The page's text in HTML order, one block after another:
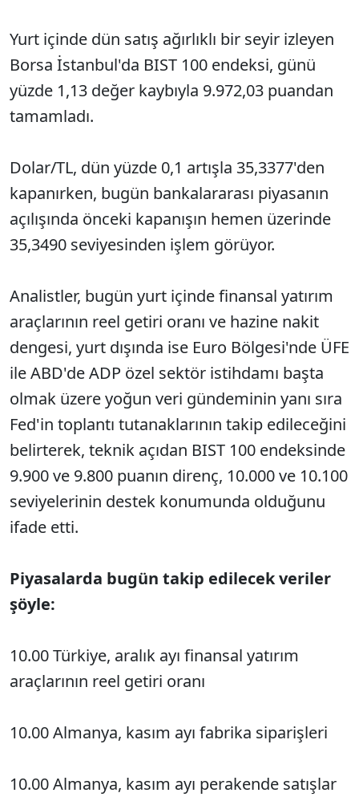
Yurt içinde dün satış ağırlıklı bir seyir izleyen
Borsa İstanbul'da BIST 100 endeksi, günü
yüzde 1,13 değer kaybıyla 9.972,03 puandan
tamamladı.
Dolar/TL, dün yüzde 0,1 artışla 35,3377'den
kapanırken, bugün bankalararası piyasanın
açılışında önceki kapanışın hemen üzerinde
35,3490 seviyesinden işlem görüyor.
Analistler, bugün yurt içinde finansal yatırım
araçlarının reel getiri oranı ve hazine nakit
dengesi, yurt dışında ise Euro Bölgesi'nde ÜFE
ile ABD'de ADP özel sektör istihdamı başta
olmak üzere yoğun veri gündeminin yanı sıra
Fed'in toplantı tutanaklarının takip edileceğini
belirterek, teknik açıdan BIST 100 endeksinde
9.900 ve 9.800 puanın direnç, 10.000 ve 10.100
seviyelerinin destek konumunda olduğunu
ifade etti.
Piyasalarda bugün takip edilecek veriler
şöyle:
10.00 Türkiye, aralık ayı finansal yatırım
araçlarının reel getiri oranı
10.00 Almanya, kasım ayı fabrika siparişleri
10.00 Almanya, kasım ayı perakende satışlar